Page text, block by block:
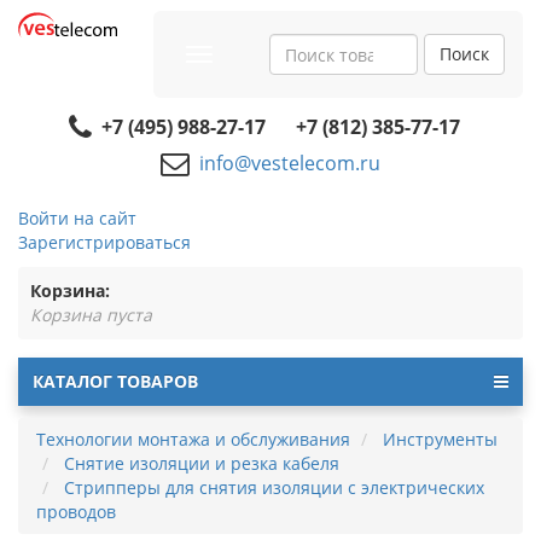
navigation
Поиск
+7 (495) 988-27-17
+7 (812) 385-77-17
info@vestelecom.ru
Войти на сайт
Зарегистрироваться
Корзина:
Корзина пуста
КАТАЛОГ ТОВАРОВ
Технологии монтажа и обслуживания
Инструменты
Снятие изоляции и резка кабеля
Стрипперы для снятия изоляции с электрических
проводов